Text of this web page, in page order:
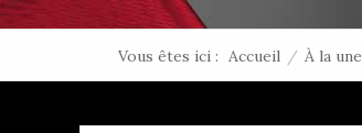
Vous êtes ici : Accueil / À la une